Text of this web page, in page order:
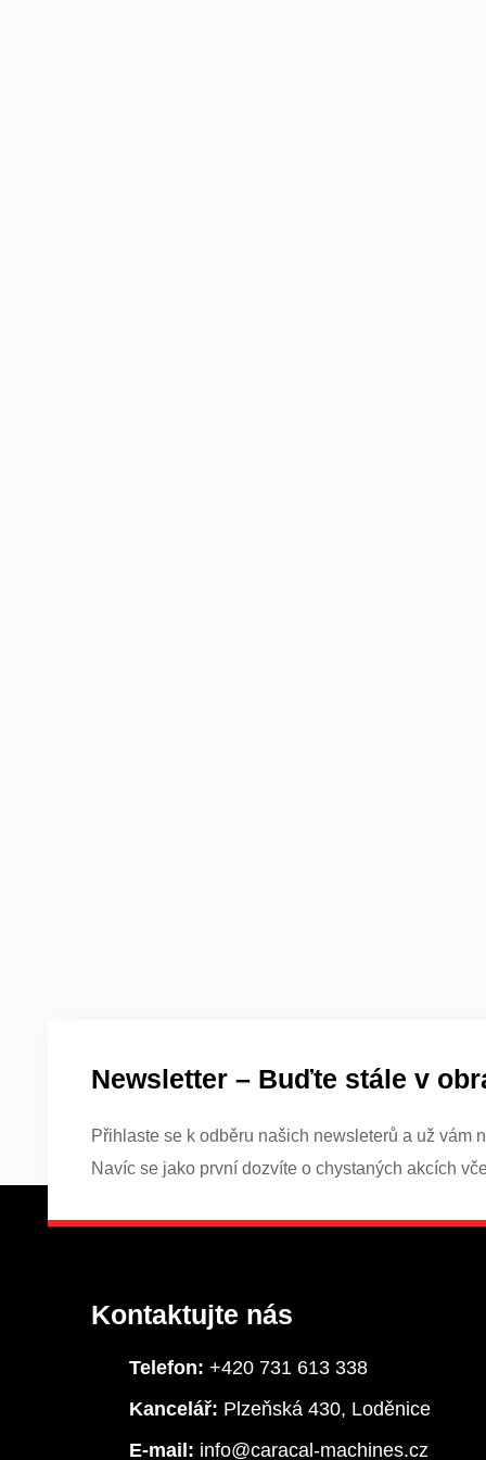
Newsletter – Buďte stále v
Přihlaste se k odběru našich newsleterů a už vám
Navíc se jako první dozvíte o chystaných akcích
Kontaktujte nás
Telefon: +420 731 613 338
Kancelář: Plzeňská 430, Loděnice
E-mail: info@caracal-machines.cz